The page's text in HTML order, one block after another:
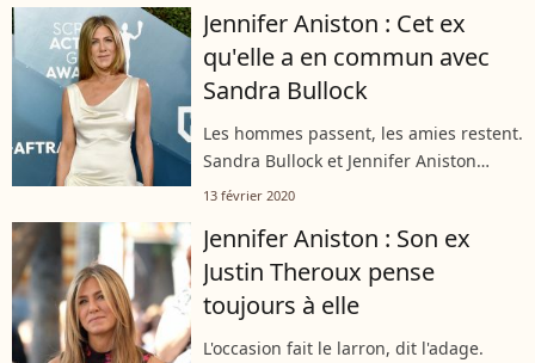
Sur Instagram, Jennifer Aniston...
Jennifer Aniston : Cet ex
qu'elle a en commun avec
Sandra Bullock
Les hommes passent, les amies restent.
Sandra Bullock et Jennifer Aniston
prouvent bien que leur ex n'a pas pu
échange intime et très drôle dans...
13 février 2020
Jennifer Aniston : Son ex
Justin Theroux pense
toujours à elle
L'occasion fait le larron, dit l'adage.